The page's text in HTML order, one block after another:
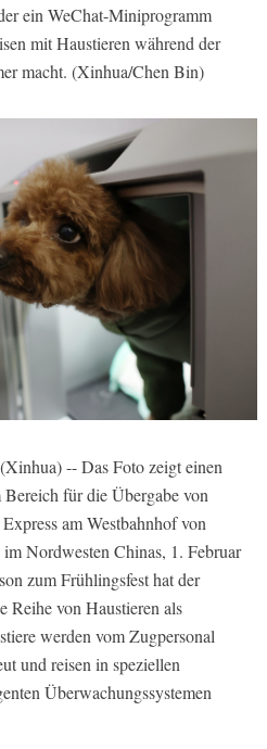
ein WeChat-Miniprogramm
mit Haustieren während der
macht. (Xinhua/Chen Bin)
-- Das Foto zeigt einen
für die Übergabe von
am Westbahnhof von
Nordwesten Chinas, 1. Februar
zum Frühlingsfest hat der
Reihe von Haustieren als
werden vom Zugpersonal
und reisen in speziellen
Überwachungssystemen